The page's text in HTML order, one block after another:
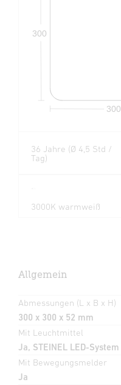
300
300
36 Jahre (Ø 4,5 Std /
Tag)
3000K warmweiß
Allgemein
Abmessungen (L x B x H)
300 x 300 x 52 mm
Mit Leuchtmittel
Ja, STEINEL LED-System
Mit Bewegungsmelder
Ja